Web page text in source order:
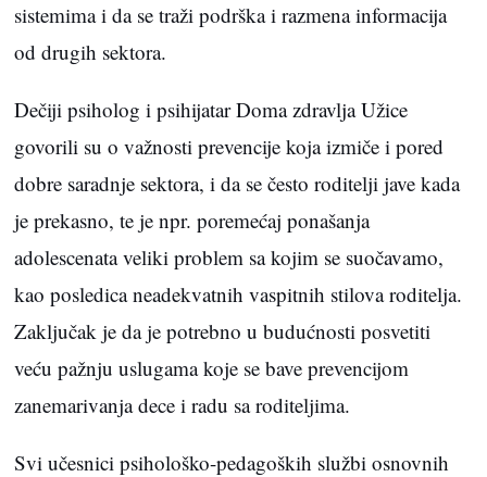
sistemima i da se traži podrška i razmena informacija
od drugih sektora.
Dečiji psiholog i psihijatar Doma zdravlja Užice
govorili su o važnosti prevencije koja izmiče i pored
dobre saradnje sektora, i da se često roditelji jave kada
je prekasno, te je npr. poremećaj ponašanja
adolescenata veliki problem sa kojim se suočavamo,
kao posledica neadekvatnih vaspitnih stilova roditelja.
Zaključak je da je potrebno u budućnosti posvetiti
veću pažnju uslugama koje se bave prevencijom
zanemarivanja dece i radu sa roditeljima.
Svi učesnici psihološko-pedagoških službi osnovnih